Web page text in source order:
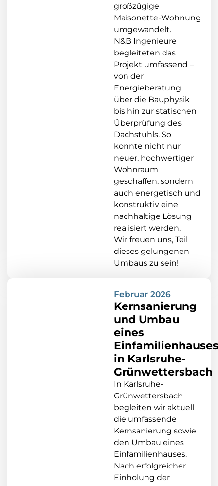
großzügige
Maisonette-Wohnung
umgewandelt.
N&B Ingenieure
begleiteten das
Projekt umfassend –
von der
Energieberatung
über die Bauphysik
bis hin zur statischen
Überprüfung des
Dachstuhls. So
konnte nicht nur
neuer, hochwertiger
Wohnraum
geschaffen, sondern
auch energetisch und
konstruktiv eine
nachhaltige Lösung
realisiert werden.
Wir freuen uns, Teil
dieses gelungenen
Umbaus zu sein!
Februar 2026
Kernsanierung
und Umbau
eines
Einfamilienhauses
in Karlsruhe-
Grünwettersbach
In Karlsruhe-
Grünwettersbach
begleiten wir aktuell
die umfassende
Kernsanierung sowie
den Umbau eines
Einfamilienhauses.
Nach erfolgreicher
Einholung der